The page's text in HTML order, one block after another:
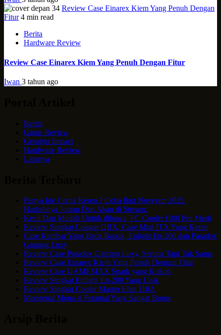
Review Case Einarex Kiem Yang Penuh Dengan
Fitur 4 min read
Berita
Hardware Review
Review Case Einarex Kiem Yang Penuh Dengan Fitur
Iwan 3 tahun ago
Berita
Game Review
Genshin Impact
Hardware Review
Lainnya
Punya Ide Cerita Keren ? Coba Ikut Novejam 2025.
Hadiahnya Jutaan Dan Akan di Stream.
Kecil Dan Mudah Untuk dibawa, PC Cooler I100 Pro Mesh
Review Singkat Cougar QBX, Case Mini ITX Yang Keren
Case Kembar Yang Beda Bapak, Enlight En-200 dan Paradox
Gaming Luxy
Review Case Paradox Gaming Luxy, Serupa Tapi Tak Sama
Review Case Einarex Kiem Yang Penuh Dengan Fitur
Review Case GAMEMAX Spark yang Kokoh
Review Singkat Enlight En-200 Yang Unik
Review Singkat Cooler Master Elite 110A
Mengenal Mona si Peramal Yang Sangat Boros